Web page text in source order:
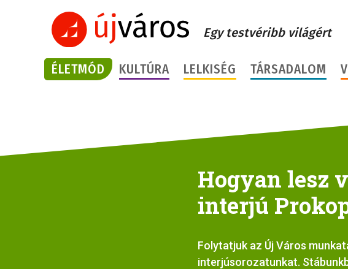
Egy testvéribb világért
ÉLETMÓD KULTÚRA LELKISÉG TÁRSADALOM
Hogyan lesz
interjú
Folytatjuk az Új Város
interjúsorozatunkat.